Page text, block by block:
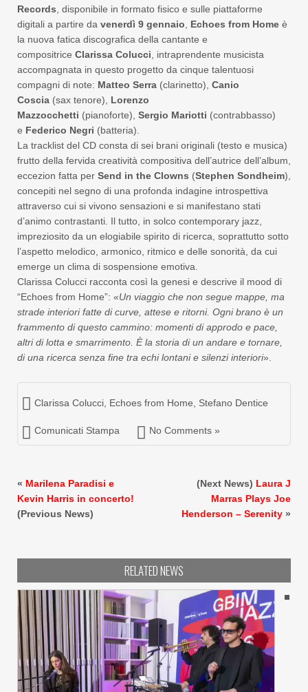
Records , disponibile in formato fisico e sulle piattaforme
digitali a partire da venerdì 9 gennaio Echoes from Home è
la nuova fatica discografica della cantante e
compositrice Clarissa Colucci , intraprendente musicista
accompagnata in questo progetto da cinque talentuosi
compagni di note: Matteo Serra (clarinetto), Canio
Coscia (sax tenore), Lorenzo
Mazzocchetti (pianoforte), Sergio Mariotti (contrabbasso)
e Federico Negri (batteria).
La tracklist del CD consta di sei brani originali (testo e musica)
frutto della fervida creatività compositiva dell’autrice dell’album,
eccezion fatta per Send in the Clowns (Stephen Sondheim),
concepiti nel segno di una profonda indagine introspettiva
attraverso cui si vivono sensazioni e si manifestano stati
d’animo contrastanti. Il tutto, in solco contemporary jazz,
impreziosito da un elogiabile spirito di ricerca, soprattutto sotto
l’aspetto melodico, armonico, ritmico e delle sonorità, da cui
emerge un clima di sospensione emotiva.
Clarissa Colucci racconta così la genesi e descrive il mood di
“Echoes from Home”: «Un viaggio che non segue mappe, ma
strade interiori fatte di curve, attese e ritorni. Ogni brano è un
frammento di questo cammino: momenti di approdo e pace,
altri di lotta e smarrimento. È la storia di un andare e tornare,
di una ricerca senza fine tra echi lontani e silenzi interiori».
Clarissa Colucci Echoes from Home Stefano Dentice
Comunicati Stampa No Comments »
« Marilena Paradisi e
Kevin Harris in concerto!
(Previous News)
(Next News) Laura J
Marras Plays Joe
Henderson – Serenity »
RELATED NEWS